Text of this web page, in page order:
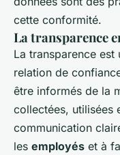
cette conformité.
La transparence
La transparence
relation de
être informés de la
collectées, utilisées
communication
les employés et à